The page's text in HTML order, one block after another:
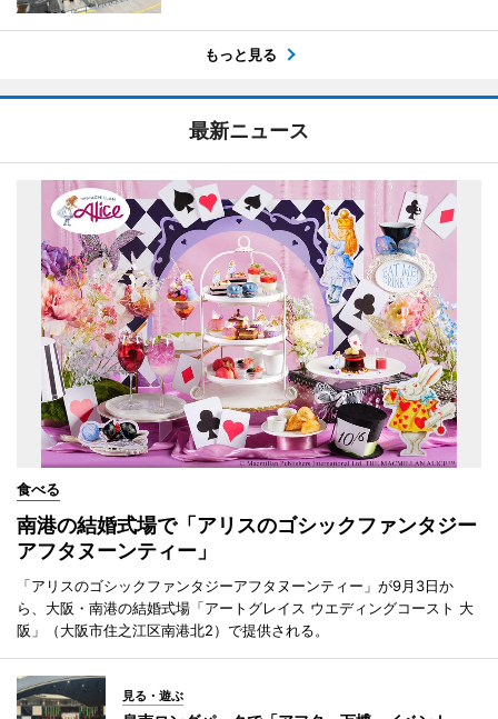
もっと見る
最新ニュース
食べる
南港の結婚式場で「アリスのゴシックファンタジー
アフタヌーンティー」
「アリスのゴシックファンタジーアフタヌーンティー」が9月3日か
ら、大阪・南港の結婚式場「アートグレイス ウエディングコースト 大
阪」（大阪市住之江区南港北2）で提供される。
見る・遊ぶ